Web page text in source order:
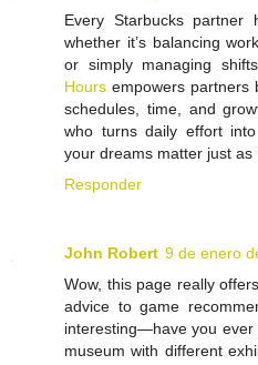
Every Starbucks
whether it’s balancing
or simply managing
Hours empowers partners
schedules, time, and
who turns daily effort
your dreams matter just as
Responder
John Robert 9 de enero
Wow, this page really
advice to game
interesting—have you ever
museum with different